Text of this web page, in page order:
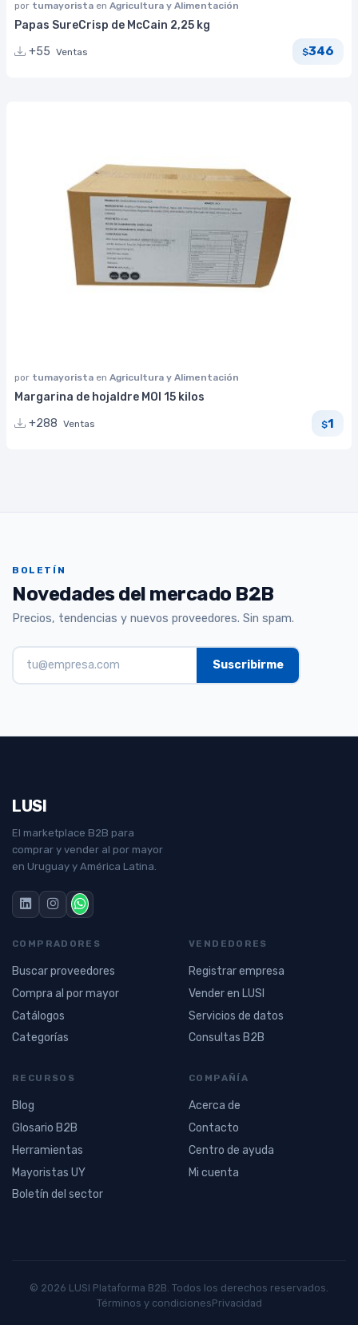
por tumayorista en Agricultura y Alimentación
Papas SureCrisp de McCain 2,25 kg
+55 Ventas $346
por tumayorista en Agricultura y Alimentación
Margarina de hojaldre MOI 15 kilos
+288 Ventas $1
BOLETÍN
Novedades del mercado B2B
Precios, tendencias y nuevos proveedores. Sin spam.
LUSI
El marketplace B2B para
comprar y vender al por mayor
en Uruguay y América Latina.
COMPRADORES
Buscar proveedores
Compra al por mayor
Catálogos
Categorías
VENDEDORES
Registrar empresa
Vender en LUSI
Servicios de datos
Consultas B2B
RECURSOS
Blog
Glosario B2B
Herramientas
Mayoristas UY
Boletín del sector
COMPAÑÍA
Acerca de
Contacto
Centro de ayuda
Mi cuenta
© 2026 LUSI Plataforma B2B. Todos los derechos reservados.
Términos y condicionesPrivacidad